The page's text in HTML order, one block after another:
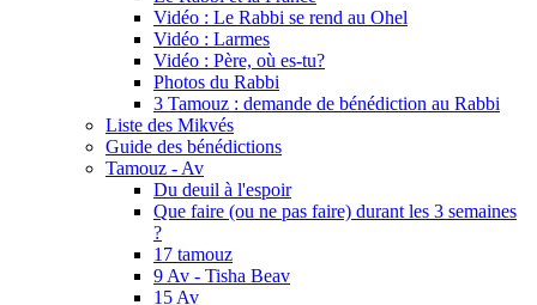
Vidéo : Le Rabbi se rend au Ohel
Vidéo : Larmes
Vidéo : Père, où es-tu?
Photos du Rabbi
3 Tamouz : demande de bénédiction au Rabbi
Liste des Mikvés
Guide des bénédictions
Tamouz - Av
Du deuil à l'espoir
Que faire (ou ne pas faire) durant les 3 semaines
?
17 tamouz
9 Av - Tisha Beav
15 Av